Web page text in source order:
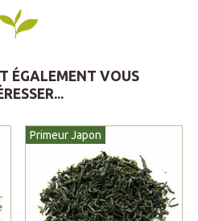
ÉGALEMENT VOUS
Primeur Japon